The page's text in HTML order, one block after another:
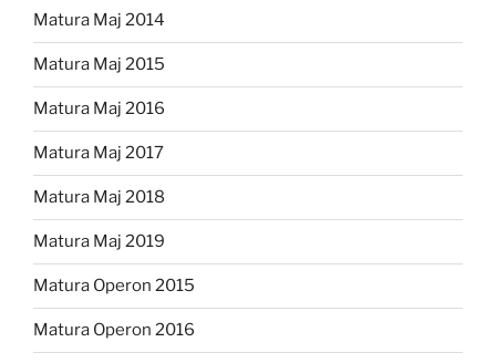
Matura Maj 2014
Matura Maj 2015
Matura Maj 2016
Matura Maj 2017
Matura Maj 2018
Matura Maj 2019
Matura Operon 2015
Matura Operon 2016